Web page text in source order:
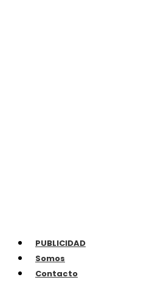
PUBLICIDAD
Somos
Contacto